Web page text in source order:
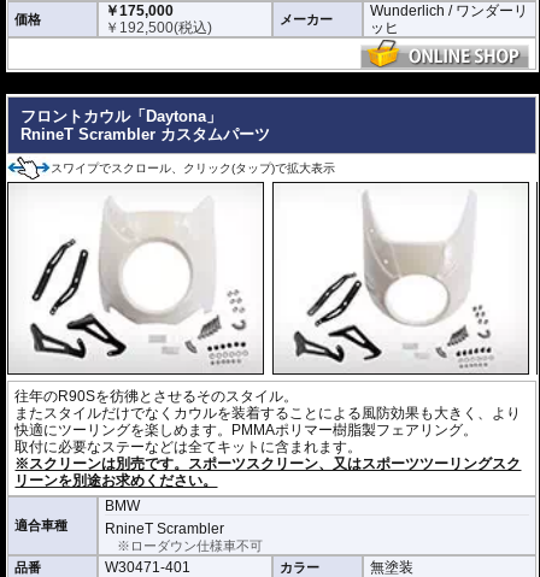
価格
￥175,000
￥ 192,500(税込) メーカー
Wunderlich / ワンダーリ
ッヒ
フロントカウル「Daytona」
RnineT Scrambler カスタムパーツ
スワイプでスクロール、クリック(タップ)で拡大表示
往年のR90Sを彷彿とさせるそのスタイル。
またスタイルだけでなくカウルを装着することによる風防効果も大きく、より
快適にツーリングを楽しめます。PMMAポリマー樹脂製フェアリング。
取付に必要なステーなどは全てキットに含まれます。
※スクリーンは別売です。スポーツスクリーン、又はスポーツツーリングスク
リーンを別途お求めください。
適合車種
BMW
RnineT Scrambler
※ローダウン仕様車不可
品番
W30471-401 カラー 無塗装